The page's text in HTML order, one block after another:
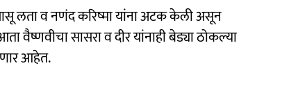
लता व नणंद करिष्मा यांना अटक केली असून
वैष्णवीचा सासरा व दीर यांनाही बेड्या ठोकल्या
आहेत.